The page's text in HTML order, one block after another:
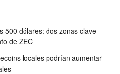
500 dólares: dos zonas clave
de ZEC
locales podrían aumentar